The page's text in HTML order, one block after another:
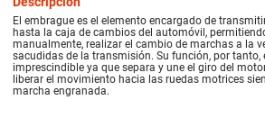
El embrague es el elemento encargado de
hasta la caja de cambios del automóvil,
manualmente, realizar el cambio de marchas a la
sacudidas de la transmisión. Su función, por tanto,
imprescindible ya que separa y une el giro del
liberar el movimiento hacia las ruedas motrices
marcha engranada.